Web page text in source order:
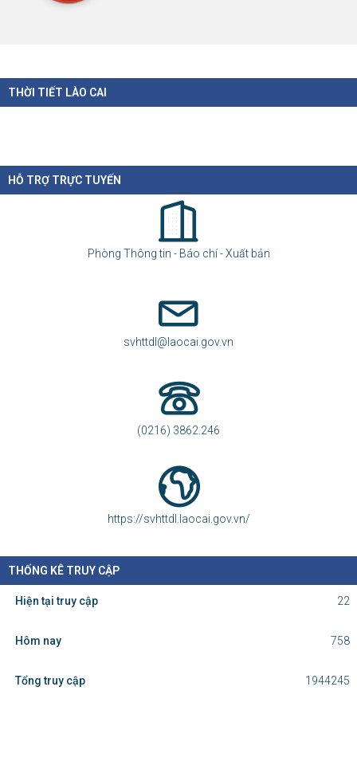
Phòng Thông tin - Báo chí - Xuất bản